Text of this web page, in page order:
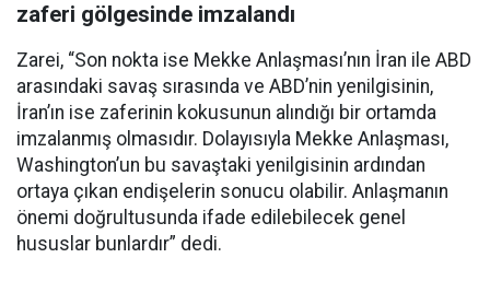
zaferi gölgesinde imzalandı
Zarei, “Son nokta ise Mekke Anlaşması’nın İran ile ABD
arasındaki savaş sırasında ve ABD’nin yenilgisinin,
İran’ın ise zaferinin kokusunun alındığı bir ortamda
imzalanmış olmasıdır. Dolayısıyla Mekke Anlaşması,
Washington’un bu savaştaki yenilgisinin ardından
ortaya çıkan endişelerin sonucu olabilir. Anlaşmanın
önemi doğrultusunda ifade edilebilecek genel
hususlar bunlardır” dedi.